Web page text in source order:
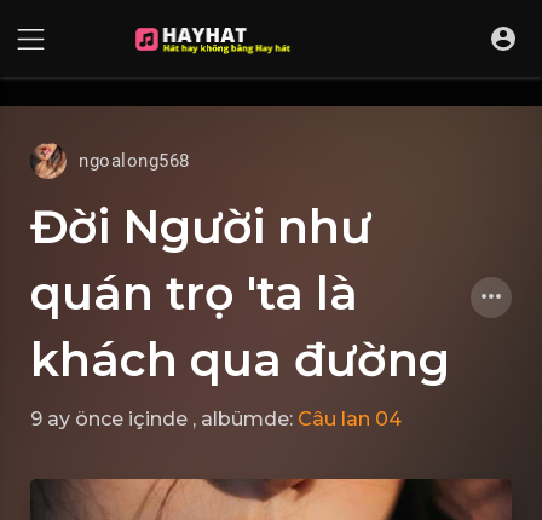
ngoalong568
Đời Người như
quán trọ 'ta là
khách qua đường
9 ay önce içinde , albümde: Câu lan 04